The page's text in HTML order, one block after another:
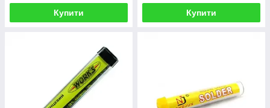
Купити Купити